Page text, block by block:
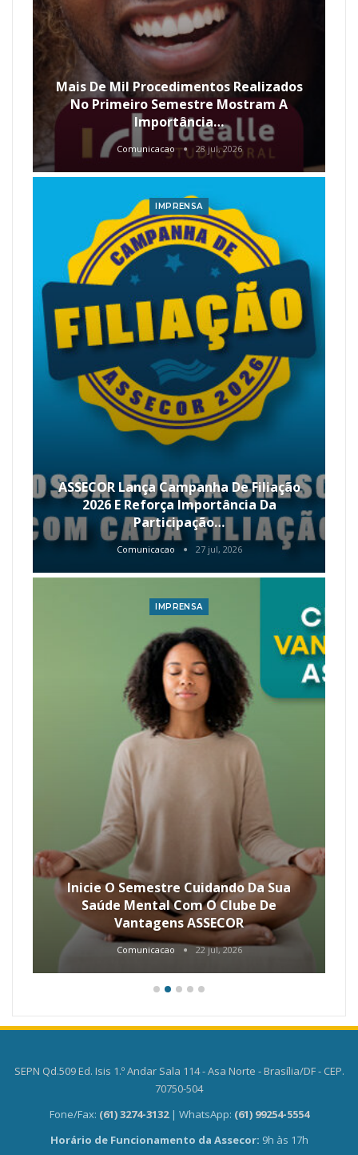
Mais De Mil Procedimentos Realizados
No Primeiro Semestre Mostram A
Importância…
Comunicacao 28 jul, 2026
IMPRENSA
ASSECOR Lança Campanha De Filiação
2026 E Reforça Importância Da
Participação…
Comunicacao 27 jul, 2026
IMPRENSA
Inicie O Semestre Cuidando Da Sua
Saúde Mental Com O Clube De
Vantagens ASSECOR
Comunicacao 22 jul, 2026
SEPN Qd.509 Ed. Isis 1.º Andar Sala 114 - Asa Norte - Brasília/DF - CEP.
70750-504
Fone/Fax: (61) 3274-3132 | WhatsApp: (61) 99254-5554
Horário de Funcionamento da Assecor: 9h às 17h